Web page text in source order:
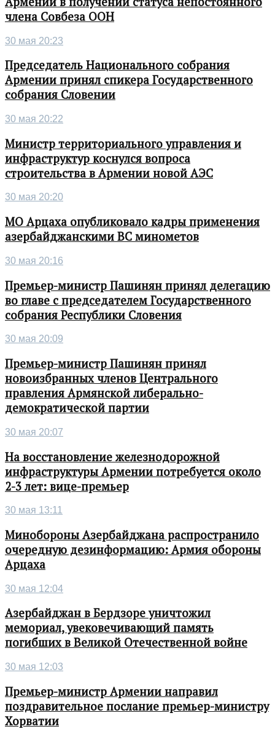
члена Совбеза ООН
30 мая 20:23
Председатель Национального собрания
Армении принял спикера Государственного
собрания Словении
30 мая 20:22
Министр территориального управления и
инфраструктур коснулся вопроса
строительства в Армении новой АЭС
30 мая 20:20
МО Арцаха опубликовало кадры применения
азербайджанскими ВС минометов
30 мая 20:16
Премьер-министр Пашинян принял делегацию
во главе с председателем Государственного
собрания Республики Словения
30 мая 20:09
Премьер-министр Пашинян принял
новоизбранных членов Центрального
правления Армянской либерально-
демократической партии
30 мая 20:07
На восстановление железнодорожной
инфраструктуры Армении потребуется около
2-3 лет: вице-премьер
30 мая 13:11
Минобороны Азербайджана распространило
очередную дезинформацию: Армия обороны
Арцаха
30 мая 12:04
Азербайджан в Бердзоре уничтожил
мемориал, увековечивающий память
погибших в Великой Отечественной войне
30 мая 12:03
Премьер-министр Армении направил
поздравительное послание премьер-министру
Хорватии